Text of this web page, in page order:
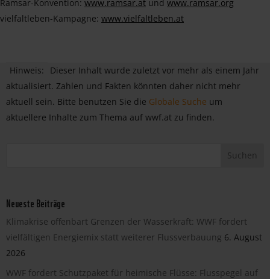
Ramsar-Konvention: www.ramsar.at und www.ramsar.org
vielfaltleben-Kampagne: www.vielfaltleben.at
Hinweis:
Dieser Inhalt wurde zuletzt vor mehr als einem Jahr
aktualisiert. Zahlen und Fakten könnten daher nicht mehr
aktuell sein. Bitte benutzen Sie die Globale Suche um
aktuellere Inhalte zum Thema auf wwf.at zu finden.
Neueste Beiträge
Klimakrise offenbart Grenzen der Wasserkraft: WWF fordert
vielfältigen Energiemix statt weiterer Flussverbauung 6. August
2026
WWF fordert Schutzpaket für heimische Flüsse: Flusspegel auf